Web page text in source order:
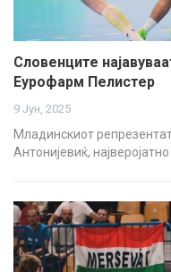
Словенците
Еурофарм Пелистер
9 Јун, 2025
Младинскиот
Антонијевиќ,